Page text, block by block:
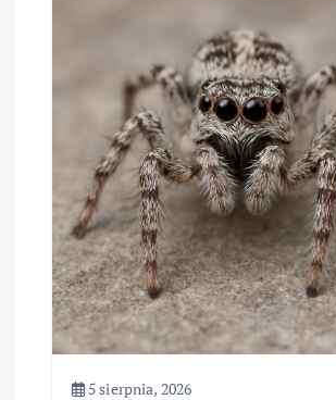
5 sierpnia, 2026